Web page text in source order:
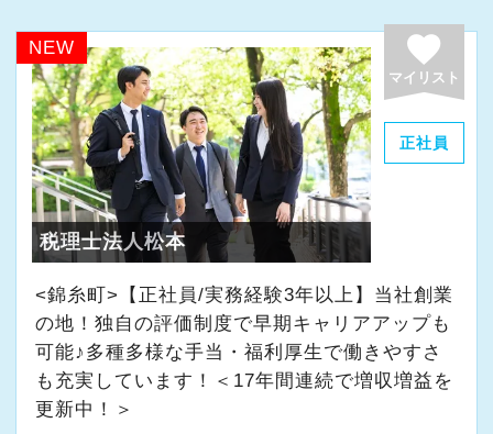
皆で教え合う雰囲気があり、勉強好きな人が多
いので自然発生的に勉強会ができるような環境
です。
やりたい仕事があれば手を挙げればどんどん任
せてくれます。
いまの仕事が次の仕事につながるよう、とこと
ん納得がいくまで調べるように心がけていま
す。
仕事のチャンスは多い会社です。
責任感があって積極的な方、お待ちしていま
す！
＜正社員（経験者）／入所4年目／男性／4科目
＞
この会社を選んだのは、従業員数が多い会社の
ほうがさまざまな情報が集まってきて、よりよ
いサービスができると考えたからです。
業務の進め方は各人の裁量に任されているの
で、仕事に支障がない限りは自由に休みを取る
私は試験に合わせて夏休みをいただいていま
す。
今後は株の承継や組織再編などを手がけ、お客
様に頼りされる税理士を目指していきたいで
NEW favorite
マイリスト
正社員
税理士法人松本
<錦糸町>【正社員/実務経験3年以上】当社創業
の地！独自の評価制度で早期キャリアアップも
可能♪多種多様な手当・福利厚生で働きやすさ
も充実しています！＜17年間連続で増収増益を
更新中！＞